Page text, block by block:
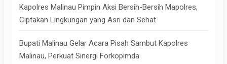
Kapolres Malinau Pimpin Aksi Bersih-Bersih Mapolres,
Ciptakan Lingkungan yang Asri dan Sehat
Bupati Malinau Gelar Acara Pisah Sambut Kapolres
Malinau, Perkuat Sinergi Forkopimda